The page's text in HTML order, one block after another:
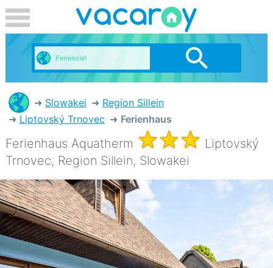
Slowakei
Region Sillein
Liptovský Trnovec
Ferienhaus
Ferienhaus Aquatherm
Liptovský
Trnovec, Region Sillein, Slowakei